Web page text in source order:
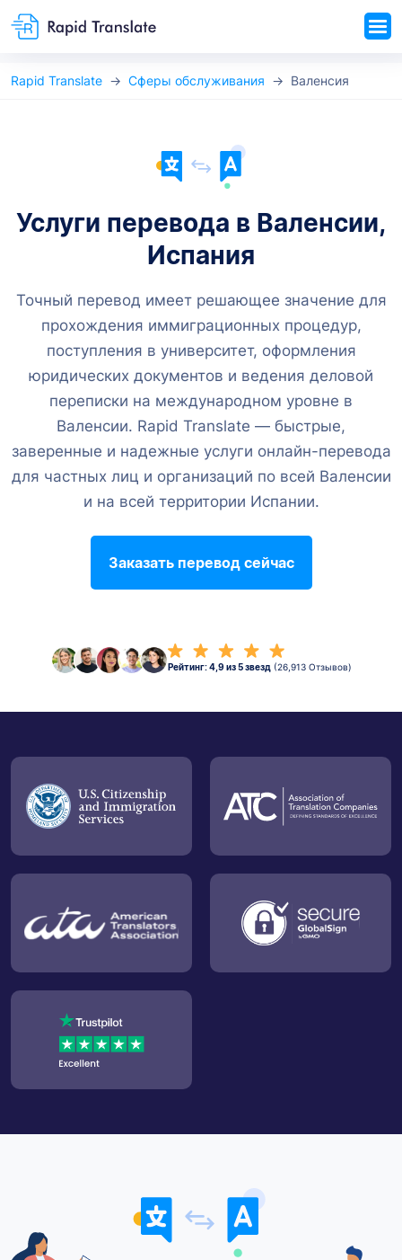
Rapid Translate Сферы обслуживания Валенсия
Услуги перевода в Валенсии,
Испания
Точный перевод имеет решающее значение для
прохождения иммиграционных процедур,
поступления в университет, оформления
юридических документов и ведения деловой
переписки на международном уровне в
Валенсии. Rapid Translate — быстрые,
заверенные и надежные услуги онлайн-перевода
для частных лиц и организаций по всей Валенсии
и на всей территории Испании.
Заказать перевод сейчас
Рейтинг: 4,9 из 5 звезд (26,913 Отзывов)